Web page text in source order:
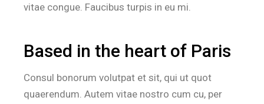
vitae congue. Faucibus turpis in eu mi.
Based in the heart of Paris
Consul bonorum volutpat et sit, qui ut quot
quaerendum. Autem vitae nostro cum cu, per